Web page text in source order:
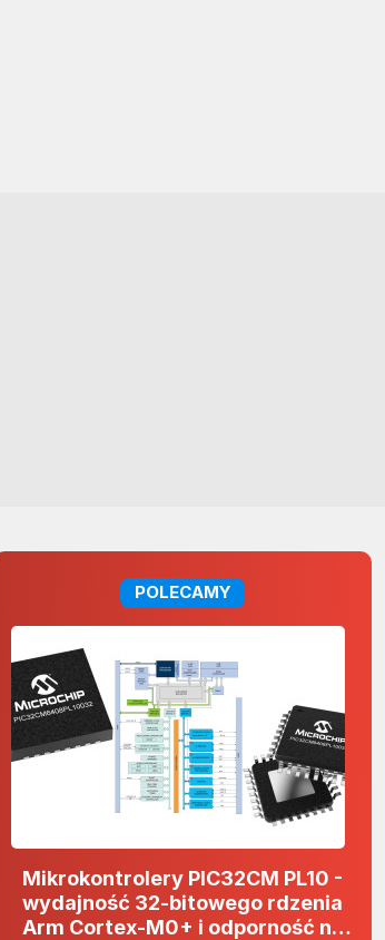
POLECAMY
Mikrokontrolery PIC32CM PL10 -
wydajność 32-bitowego rdzenia
Arm Cortex-M0+ i odporność na